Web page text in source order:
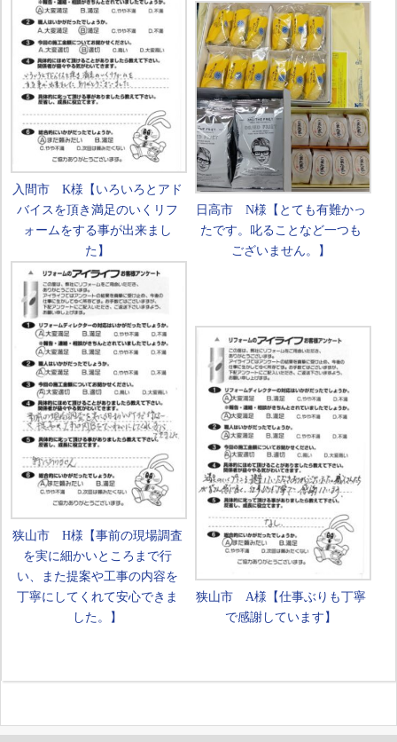
入間市 K様【いろいろとアド
バイスを頂き満足のいくリフ
ォームをする事が出来まし
た】
日高市 N様【とても有難かっ
たです。叱ることなど一つも
ございません。】
狭山市 H様【事前の現場調査
を実に細かいところまで行
い、また提案や工事の内容を
丁寧にしてくれて安心できま
した。】
狭山市 A様【仕事ぶりも丁寧
で感謝しています】